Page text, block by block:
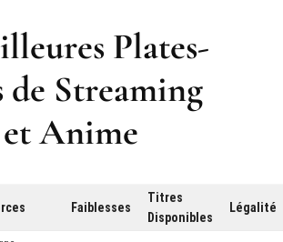
Plates-
de Streaming
Anime
Faiblesses
Titres
Disponibles
Légalité